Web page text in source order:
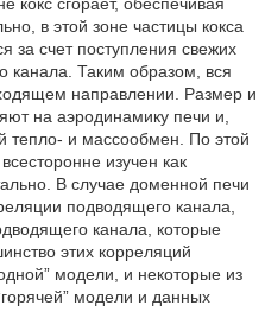
в этой зоне частицы кокса
за счет поступления свежих
канала. Таким образом, вся
направлении. Размер и
на аэродинамику печи и,
тепло- и массообмен. По этой
изучен как
В случае доменной печи
подводящего канала,
канала, которые
этих корреляций
модели, и некоторые из
модели и данных